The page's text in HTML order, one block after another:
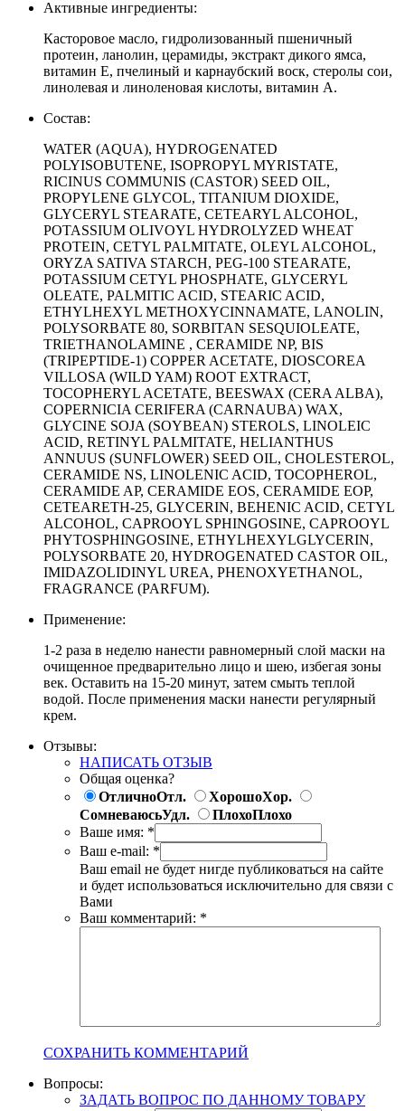
Активные ингредиенты:
Касторовое масло, гидролизованный пшеничный
протеин, ланолин, церамиды, экстракт дикого ямса,
витамин Е, пчелиный и карнаубский воск, стеролы сои,
линолевая и линоленовая кислоты, витамин А.
Состав:
WATER (AQUA), HYDROGENATED
POLYISOBUTENE, ISOPROPYL MYRISTATE,
RICINUS COMMUNIS (CASTOR) SEED OIL,
PROPYLENE GLYCOL, TITANIUM DIOXIDE,
GLYCERYL STEARATE, CETEARYL ALCOHOL,
POTASSIUM OLIVOYL HYDROLYZED WHEAT
PROTEIN, CETYL PALMITATE, OLEYL ALCOHOL,
ORYZA SATIVA STARCH, PEG-100 STEARATE,
POTASSIUM CETYL PHOSPHATE, GLYCERYL
OLEATE, PALMITIC ACID, STEARIC ACID,
ETHYLHEXYL METHOXYCINNAMATE, LANOLIN,
POLYSORBATE 80, SORBITAN SESQUIOLEATE,
TRIETHANOLAMINE , CERAMIDE NP, BIS
(TRIPEPTIDE-1) COPPER ACETATE, DIOSCOREA
VILLOSA (WILD YAM) ROOT EXTRACT,
TOCOPHERYL ACETATE, BEESWAX (CERA ALBA),
COPERNICIA CERIFERA (CARNAUBA) WAX,
GLYCINE SOJA (SOYBEAN) STEROLS, LINOLEIC
ACID, RETINYL PALMITATE, HELIANTHUS
ANNUUS (SUNFLOWER) SEED OIL, CHOLESTEROL,
CERAMIDE NS, LINOLENIC ACID, TOCOPHEROL,
CERAMIDE AP, CERAMIDE EOS, CERAMIDE EOP,
CETEARETH-25, GLYCERIN, BEHENIC ACID, CETYL
ALCOHOL, CAPROOYL SPHINGOSINE, CAPROOYL
PHYTOSPHINGOSINE, ETHYLHEXYLGLYCERIN,
POLYSORBATE 20, HYDROGENATED CASTOR OIL,
IMIDAZOLIDINYL UREA, PHENOXYETHANOL,
FRAGRANCE (PARFUM).
Применение:
1-2 раза в неделю нанести равномерный слой маски на
очищенное предварительно лицо и шею, избегая зоны
век. Оставить на 15-20 минут, затем смыть теплой
водой. После применения маски нанести регулярный
крем.
Отзывы:
НАПИСАТЬ ОТЗЫВ
Общая оценка?
ОтличноОтл. ХорошоХор.
СомневаюсьУдл. ПлохоПлохо
Ваше имя: *
Ваш e-mail: *
Ваш email не будет нигде публиковаться на сайте
и будет использоваться исключительно для связи с
Вами
Ваш комментарий: *
СОХРАНИТЬ КОММЕНТАРИЙ
Вопросы:
ЗАДАТЬ ВОПРОС ПО ДАННОМУ ТОВАРУ